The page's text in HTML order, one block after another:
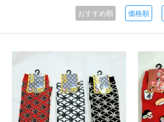
おすすめ順 価格順